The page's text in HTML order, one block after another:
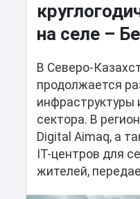
на селе –
В Северо-
продолжается
инфраструктуры
сектора. В
Digital Aimaq, а
IT-центров для
жителей,